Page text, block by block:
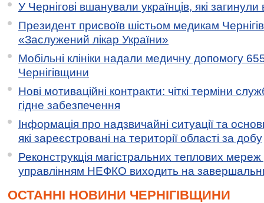
У Чернігові вшанували українців, які загинули
Президент присвоїв шістьом медикам
«Заслужений лікар України»
Мобільні клініки надали медичну допомогу
Чернігівщини
Нові мотиваційні контракти: чіткі терміни
гідне забезпечення
Інформація про надзвичайні ситуації та
які зареєстровані на території області за добу
Реконструкція магістральних теплових мереж
управлінням НЕФКО виходить на
ОСТАННІ НОВИНИ ЧЕРНІГІВЩИНИ